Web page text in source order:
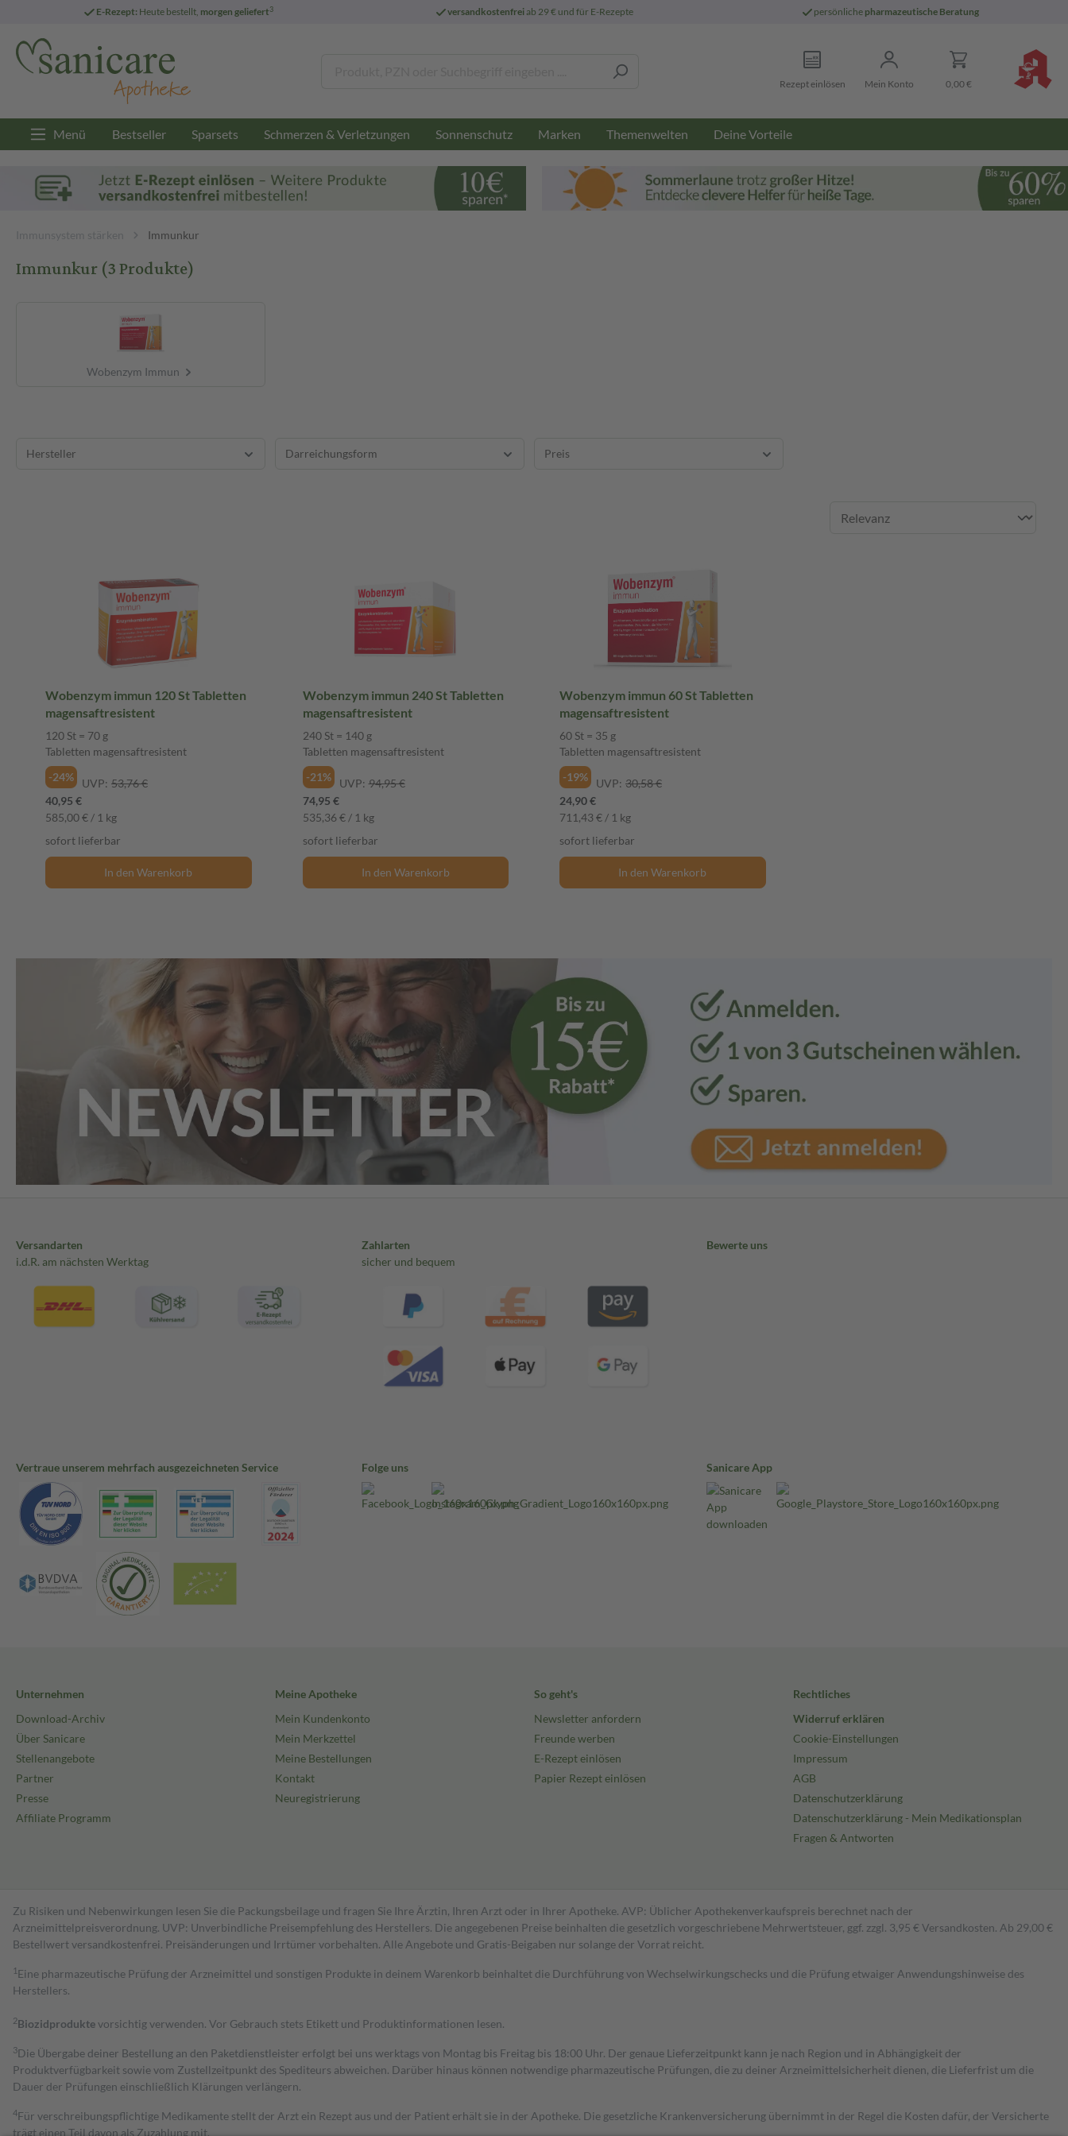
E-Rezept: Heute bestellt, morgen geliefert3 versandkostenfreiab 29 € und für E-Rezepte persönliche pharmazeutische Beratung
Rezept einlösen Mein Konto 0,00 €
Menü Bestseller Sparsets Schmerzen & Verletzungen Sonnenschutz Marken Themenwelten Deine Vorteile
Immunsystem stärken Immunkur
Immunkur(3 Produkte)
Wobenzym Immun
Hersteller Darreichungsform Preis
Wobenzym immun 120 St Tabletten
magensaftresistent
120 St = 70 g
Tabletten magensaftresistent
-24%
UVP: 53,76 €
40,95 €
585,00 € / 1 kg
sofort lieferbar
In den Warenkorb
Wobenzym immun 240 St Tabletten
magensaftresistent
240 St = 140 g
Tabletten magensaftresistent
-21%
UVP: 94,95 €
74,95 €
535,36 € / 1 kg
sofort lieferbar
In den Warenkorb
Wobenzym immun 60 St Tabletten
magensaftresistent
60 St = 35 g
Tabletten magensaftresistent
-19%
UVP: 30,58 €
24,90 €
711,43 € / 1 kg
sofort lieferbar
In den Warenkorb
Versandarten
i.d.R. am nächsten Werktag
Zahlarten
sicher und bequem
Bewerte uns
Vertraue unserem mehrfach ausgezeichneten Service Folge uns Sanicare App
Unternehmen
Download-Archiv
Über Sanicare
Stellenangebote
Partner
Presse
Affiliate Programm
Meine Apotheke
Mein Kundenkonto
Mein Merkzettel
Meine Bestellungen
Kontakt
Neuregistrierung
So geht's
Newsletter anfordern
Freunde werben
E-Rezept einlösen
Papier Rezept einlösen
Rechtliches
Widerruf erklären
Cookie-Einstellungen
Impressum
AGB
Datenschutzerklärung
Datenschutzerklärung - Mein Medikationsplan
Fragen & Antworten
Zu Risiken und Nebenwirkungen lesen Sie die Packungsbeilage und fragen Sie Ihre Ärztin, Ihren Arzt oder in Ihrer Apotheke. AVP: Üblicher Apothekenverkaufspreis berechnet nach der
Arzneimittelpreisverordnung. UVP: Unverbindliche Preisempfehlung des Herstellers. Die angegebenen Preise beinhalten die gesetzlich vorgeschriebene Mehrwertsteuer, ggf. zzgl. 3,95 € Versandkosten. Ab 29,00 €
Bestell­wert versand­kosten­frei. Preisänderungen und Irrtümer vorbehalten. Alle Angebote und Gratis-Beigaben nur solange der Vorrat reicht.
1 Eine pharmazeutische Prüfung der Arzneimittel und sonstigen Produkte in deinem Warenkorb beinhaltet die Durchführung von Wechselwirkungschecks und die Prüfung etwaiger Anwendungshinweise des
Herstellers.
2Biozidproduktevorsichtig verwenden. Vor Gebrauch stets Etikett und Produktinformationen lesen.
3Die Übergabe deiner Bestellung an den Paketdienstleister erfolgt bei uns werktags von Montag bis Freitag bis 18:00 Uhr. Der genaue Lieferzeitpunkt kann je nach Region und in Abhängigkeit der
Produktverfügbarkeit sowie vom Zustellzeitpunkt des Spediteurs abweichen. Darüber hinaus können notwendige pharmazeutische Prüfungen, die zu deiner Arzneimittelsicherheit dienen, die Lieferfrist um die
Dauer der Prüfungen einschließlich Klärungen verlängern.
4Für verschreibungspflichtige Medikamente stellt der Arzt ein Rezept aus und der Patient erhält sie in der Apotheke. Die gesetzliche Krankenversicherung übernimmt in der Regel die Kosten dafür, der Versicherte
trägt einen Teil davon als Zuzahlung mit.